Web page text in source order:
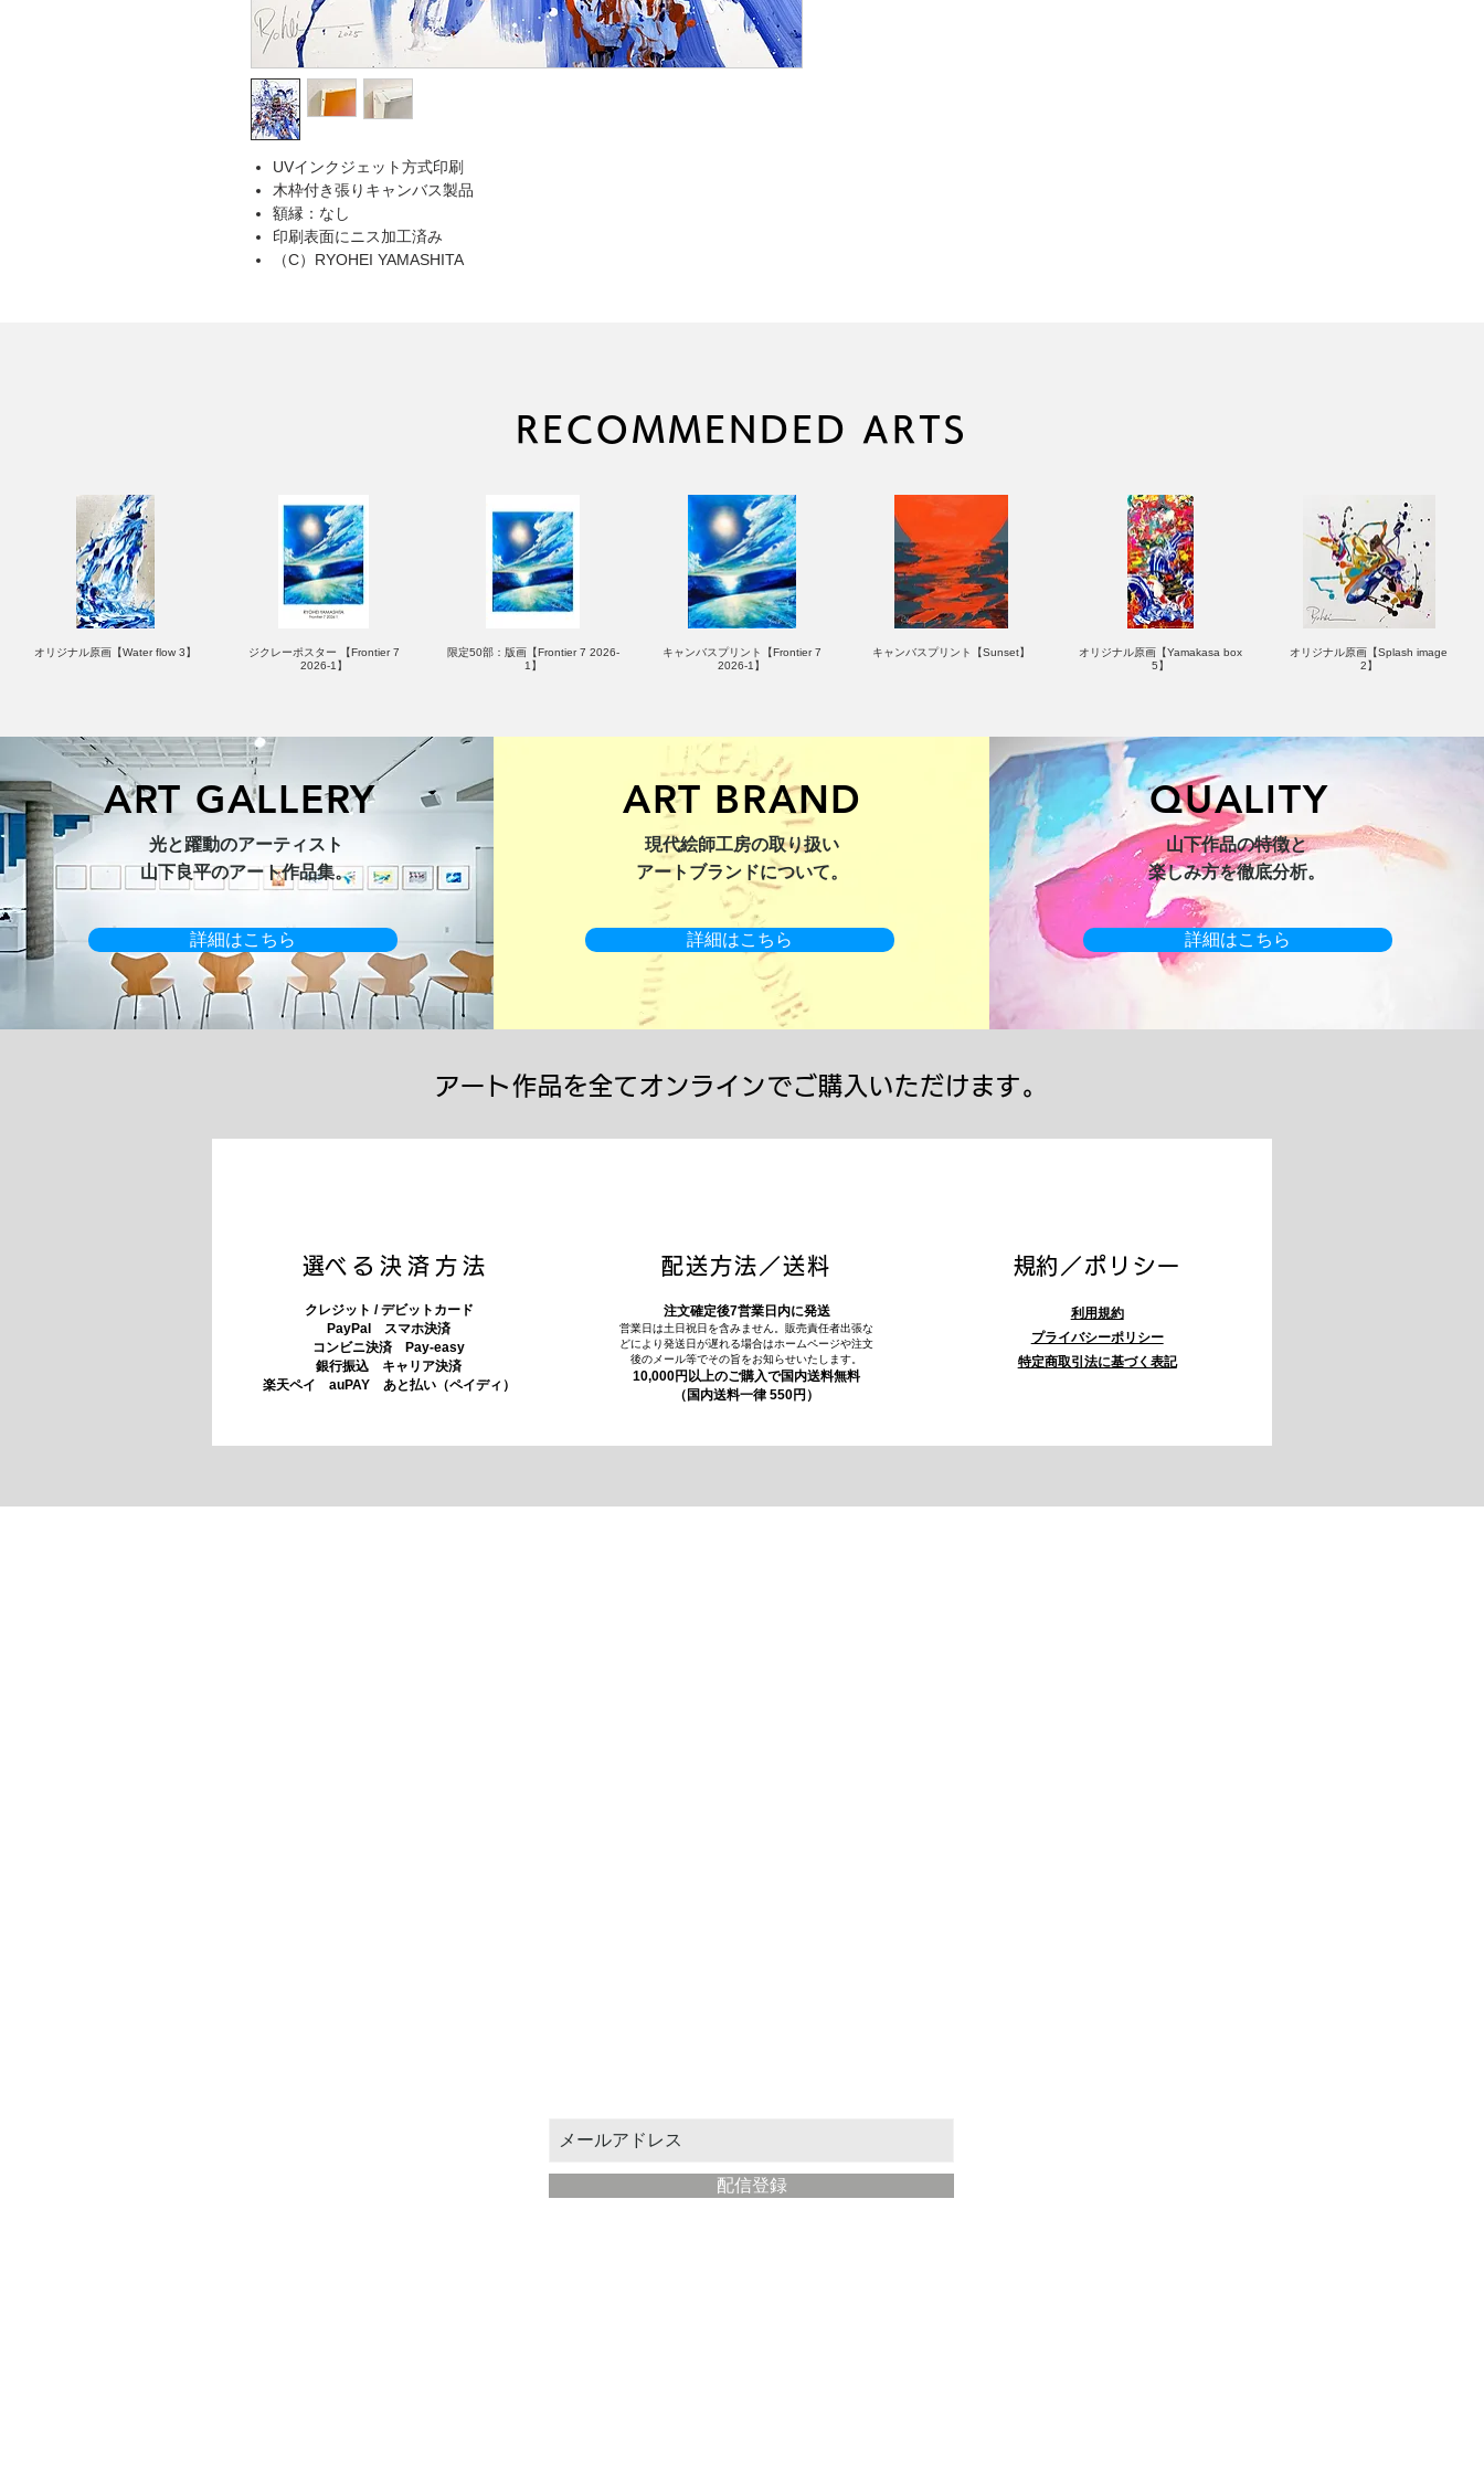
UVインクジェット方式印刷
木枠付き張りキャンバス製品
額縁：なし
印刷表面にニス加工済み
（C）RYOHEI YAMASHITA
RECOMMENDED ARTS
オリジナル原画【Water flow 3】
ジクレーポスター 【Frontier 7
2026-1】
限定50部：版画【Frontier 7 2026-
1】
キャンバスプリント【Frontier 7
2026-1】
キャンバスプリント【Sunset】
オリジナル原画【Yamakasa box
5】
オリジナル原画【Splash image
2】
オリジナル原画【Splash image
3（digital）】
キャンバスプリント【Yamakasa
5】
限定50部：版画【Renjishi 3】
キャンバスプリント【Horizon
2026-1】
オリジナル原画【Yamakasa box】
オリジナル原画【Horizon 2026-
1】
ART GALLERY
光と躍動のアーティスト​
​山下良平のアート作品集。
詳細はこちら
ART BRAND
現代絵師工房の取り扱い
アートブランドについて。
詳細はこちら
QUALITY
山下作品の特徴と
楽しみ方を徹底分析。
詳細はこちら
アート作品を全てオンラインでご購入いただけます。
​選べる決済方法
クレジット / デビットカード
PayPal スマホ決済
​コンビニ決済 Pay-easy
​銀行振込 キャリア決済
​楽天ペイ auPAY あと払い（ペイディ）
配送方法／送料
注文確定後7営業日内に発送
営業日は土日祝日を含みません。販売責任者出張な
どにより発送日が遅れる場合はホームページや注文
後のメール等でその旨をお知らせいたします。
10,000円以上のご購入で国内送料無料
（国内送料一律 550円）
​規約／ポリシー
利用規約
プライバシーポリシー
特定商取引法に基づく表記
配信登録